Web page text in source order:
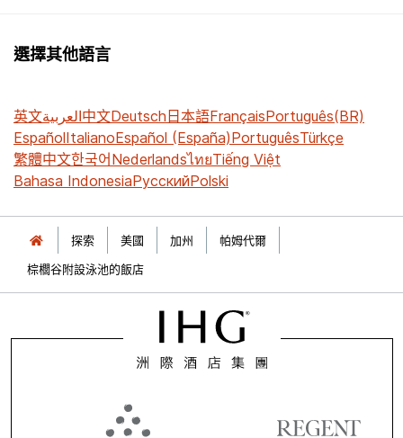
選擇其他語言
英文العربية中文Deutsch日本語FrançaisPortuguês(BR)
EspañolItalianoEspañol (España)PortuguêsTürkçe
繁體中文한국어NederlandsไทยTiếng Việt
Bahasa IndonesiaРусскийPolski
探索 美國 加州
帕姆代爾
棕櫚谷附設泳池的飯店